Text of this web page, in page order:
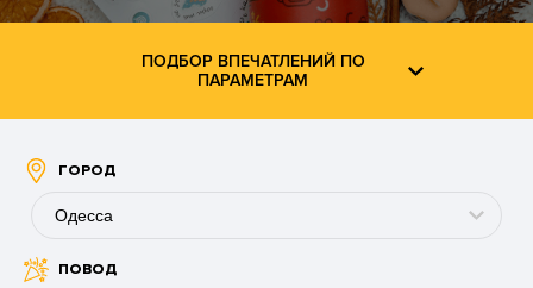
ПОДБОР ВПЕЧАТЛЕНИЙ ПО
ПАРАМЕТРАМ
ГОРОД
Одесса
Буковель
ПОВОД